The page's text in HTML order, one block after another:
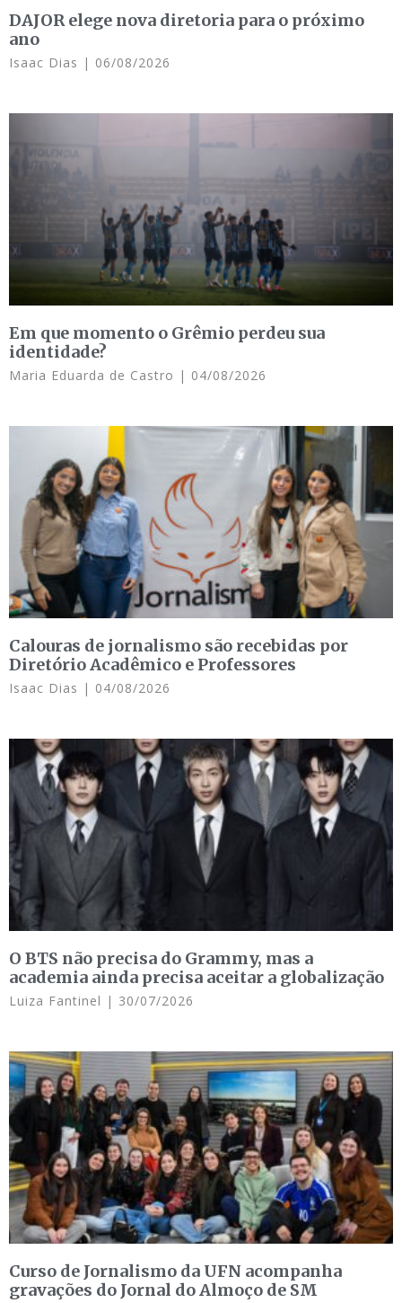
DAJOR elege nova diretoria para o próximo
ano
Isaac Dias 06/08/2026
Em que momento o Grêmio perdeu sua
identidade?
Maria Eduarda de Castro 04/08/2026
Calouras de jornalismo são recebidas por
Diretório Acadêmico e Professores
Isaac Dias 04/08/2026
O BTS não precisa do Grammy, mas a
academia ainda precisa aceitar a globalização
Luiza Fantinel 30/07/2026
Curso de Jornalismo da UFN acompanha
gravações do Jornal do Almoço de SM